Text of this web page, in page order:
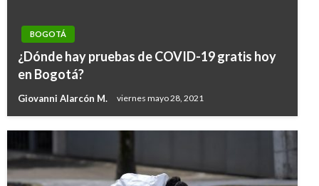
BOGOTÁ
¿Dónde hay pruebas de COVID-19 gratis hoy
en Bogotá?
Giovanni Alarcón M. viernes mayo 28, 2021